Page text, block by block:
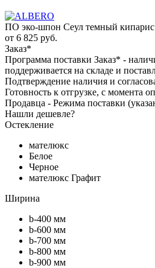
ПО эко-шпон Сеул темный кипарис
от 6 825 руб.
Заказ*
Программа поставки Заказ* -
поддерживается на складе и
Подтверждение наличия и
Готовность к отгрузке, с момента
Продавца - Режима поставки
Нашли дешевле?
Остекление
мателюкс
Белое
Черное
мателюкс Графит
Ширина
b-400 мм
b-600 мм
b-700 мм
b-800 мм
b-900 мм